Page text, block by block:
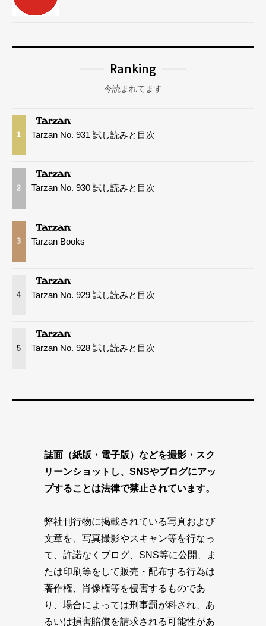
Ranking
今読まれてます
1 Tarzan No. 931 試し読みと目次
2 Tarzan No. 930 試し読みと目次
3 Tarzan Books
4 Tarzan No. 929 試し読みと目次
5 Tarzan No. 928 試し読みと目次
誌面（紙版・電子版）などを撮影・スク
リーンショットし、SNSやブログにアッ
プすることは法律で禁止されています。
弊社刊行物に掲載されている写真および
文章を、写真撮影やスキャン等を行なっ
て、許諾なくブログ、SNS等に公開、ま
たは印刷等をして販売・配布する行為は
著作権、肖像権等を侵害するものであ
り、場合によっては刑事罰が科され、あ
るいは損害賠償を請求される可能性があ